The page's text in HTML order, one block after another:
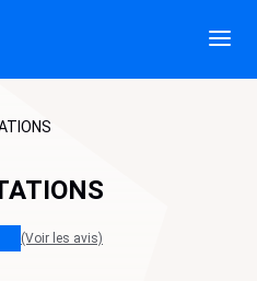
(Voir les avis)